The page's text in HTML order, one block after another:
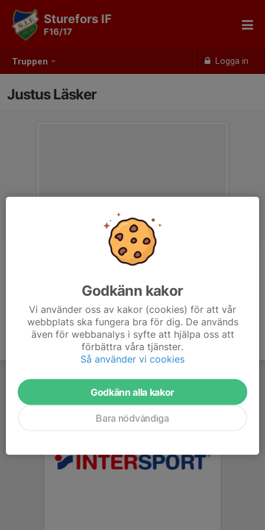
Truppen Logga in
Sturefors IF
F16/17
Justus Läsker
Tränare
Godkänn kakor
Vi använder oss av kakor (cookies) för att vår
webbplats ska fungera bra för dig. De används
även för webbanalys i syfte att hjälpa oss att
förbättra våra tjänster.
Så använder vi cookies
Godkänn alla kakor
Bara nödvändiga